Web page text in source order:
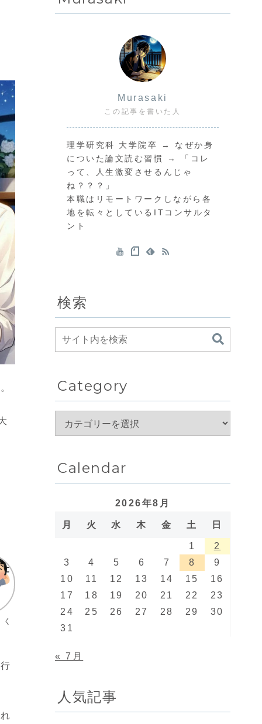
Murasaki
この記事を書いた人
理学研究科 大学院卒 → なぜか身
についた論文読む習慣 → 「コレ
って、人生激変させるんじゃ
ね？？？」
本職はリモートワークしながら各
地を転々としているITコンサルタ
ント
検索
Category
Calendar
2026年8月
月 火 水 木 金 土 日
1
2
3
4 5 6 7 8
9
10
11 12 13 14 15
16
17
18 19 20 21 22
23
24
25 26 27 28 29
30
31
« 7月
人気記事